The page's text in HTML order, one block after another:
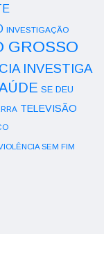
INVESTIGAÇÃO
GROSSO
INVESTIGA
SE DEU
TELEVISÃO
SEM FIM